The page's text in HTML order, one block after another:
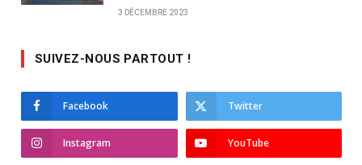
3 DÉCEMBRE 2023
SUIVEZ-NOUS PARTOUT !
Facebook Twitter
Instagram YouTube